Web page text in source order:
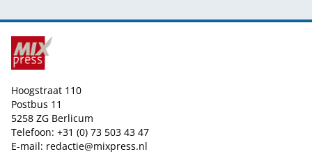
Hoogstraat 110
Postbus 11
5258 ZG Berlicum
Telefoon: +31 (0) 73 503 43 47
E-mail: redactie@mixpress.nl